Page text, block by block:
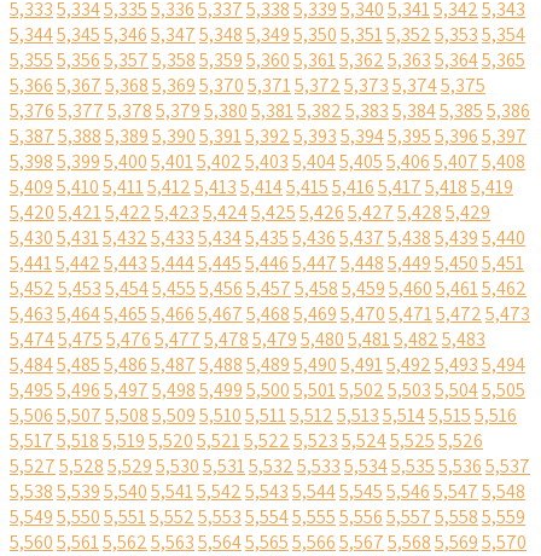
5,3335,3345,3355,3365,3375,3385,3395,3405,3415,3425,343
5,3445,3455,3465,3475,3485,3495,3505,3515,3525,3535,354
5,3555,3565,3575,3585,3595,3605,3615,3625,3635,3645,365
5,3665,3675,3685,3695,3705,3715,3725,3735,3745,375
5,3765,3775,3785,3795,3805,3815,3825,3835,3845,3855,386
5,3875,3885,3895,3905,3915,3925,3935,3945,3955,3965,397
5,3985,3995,4005,4015,4025,4035,4045,4055,4065,4075,408
5,4095,4105,4115,4125,4135,4145,4155,4165,4175,4185,419
5,4205,4215,4225,4235,4245,4255,4265,4275,4285,429
5,4305,4315,4325,4335,4345,4355,4365,4375,4385,4395,440
5,4415,4425,4435,4445,4455,4465,4475,4485,4495,4505,451
5,4525,4535,4545,4555,4565,4575,4585,4595,4605,4615,462
5,4635,4645,4655,4665,4675,4685,4695,4705,4715,4725,473
5,4745,4755,4765,4775,4785,4795,4805,4815,4825,483
5,4845,4855,4865,4875,4885,4895,4905,4915,4925,4935,494
5,4955,4965,4975,4985,4995,5005,5015,5025,5035,5045,505
5,5065,5075,5085,5095,5105,5115,5125,5135,5145,5155,516
5,5175,5185,5195,5205,5215,5225,5235,5245,5255,526
5,5275,5285,5295,5305,5315,5325,5335,5345,5355,5365,537
5,5385,5395,5405,5415,5425,5435,5445,5455,5465,5475,548
5,5495,5505,5515,5525,5535,5545,5555,5565,5575,5585,559
5,5605,5615,5625,5635,5645,5655,5665,5675,5685,5695,570